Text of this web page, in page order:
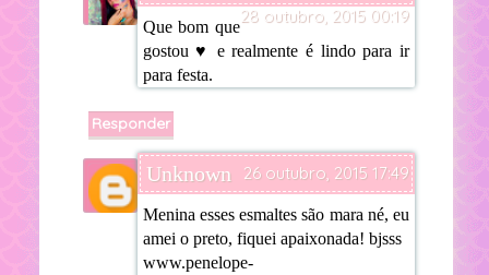
28 outubro, 2015 00:19
Que bom que
gostou ♥ e realmente é lindo para ir
para festa.
Responder
Unknown 26 outubro, 2015 17:49
Menina esses esmaltes são mara né, eu
amei o preto, fiquei apaixonada! bjsss
www.penelope-